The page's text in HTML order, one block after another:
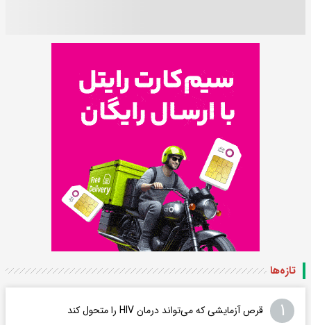
تازه‌ها
۱ قرص آزمایشی که می‌تواند درمان HIV را متحول کند